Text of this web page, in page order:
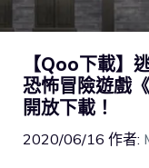
【Qoo下載】
恐怖冒險遊戲
開放下載！
2020/06/16 作者: